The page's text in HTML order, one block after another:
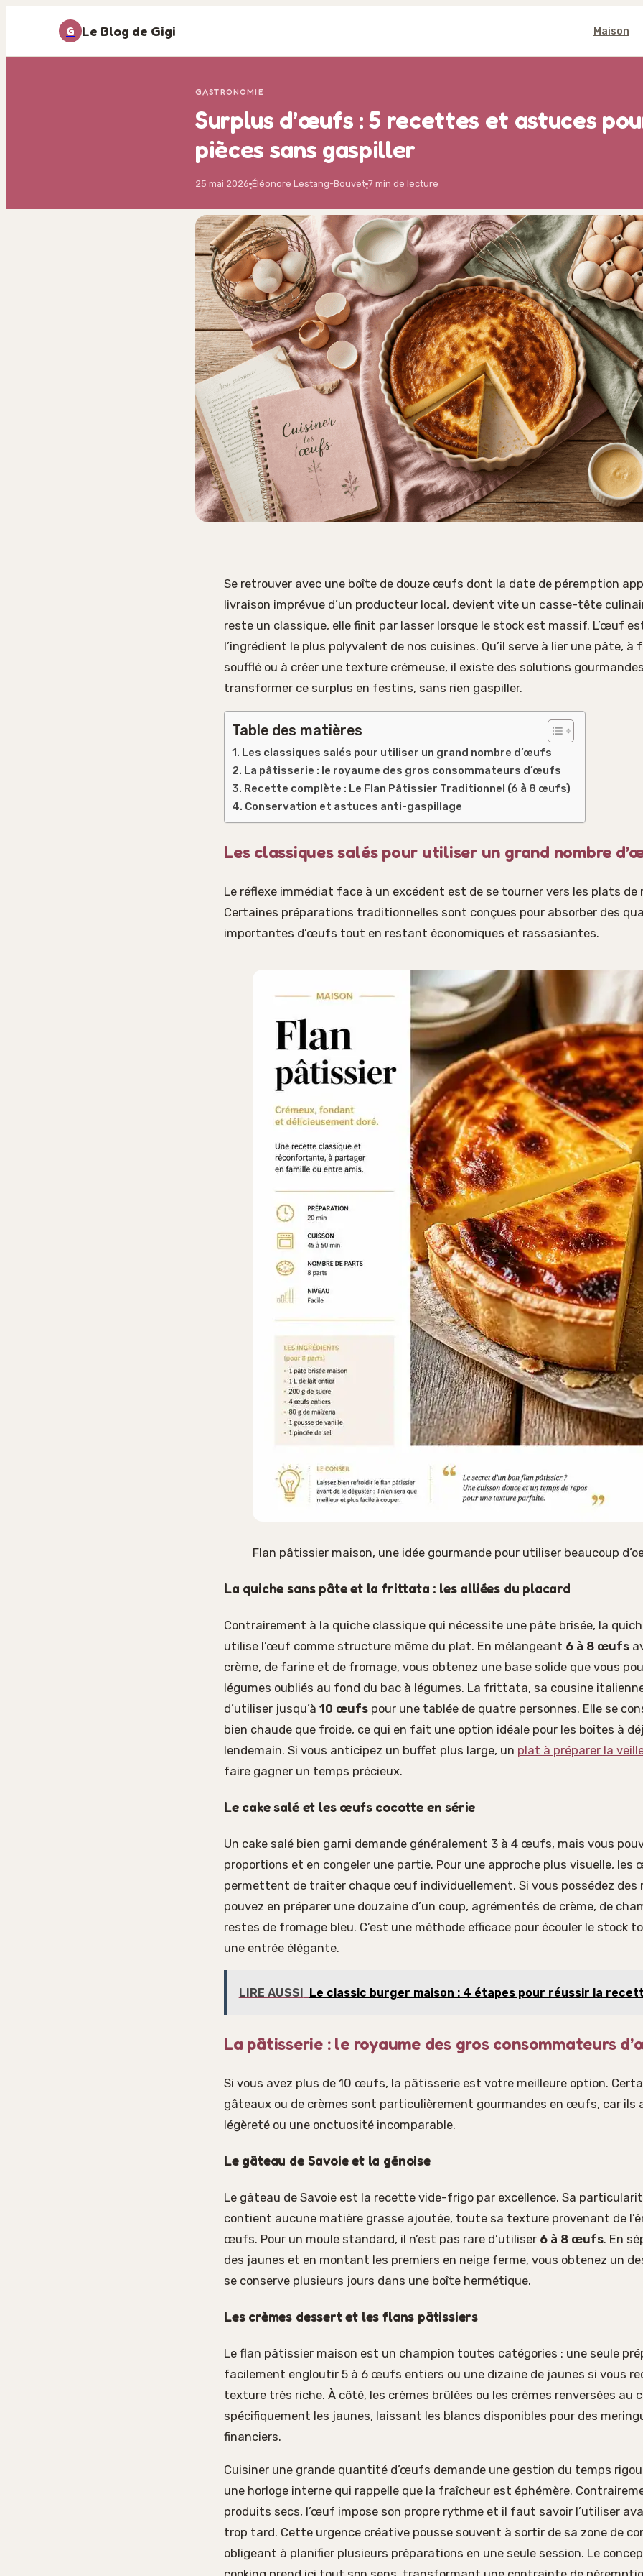
G Le Blog de Gigi Maison
GASTRONOMIE
Surplus d’œufs : 5 recettes et astuces
pièces sans gaspiller
25 mai 2026·Éléonore Lestang-Bouvet·7 min de lecture
Se retrouver avec une boîte de douze œufs dont la date de péremption
livraison imprévue d’un producteur local, devient vite un casse-tête
reste un classique, elle finit par lasser lorsque le stock est massif. L’œuf
l’ingrédient le plus polyvalent de nos cuisines. Qu’il serve à lier une pâte, à
soufflé ou à créer une texture crémeuse, il existe des solutions
transformer ce surplus en festins, sans rien gaspiller.
Table des matières
Les classiques salés pour utiliser un grand nombre d’œufs
La pâtisserie : le royaume des gros consommateurs d’œufs
Recette complète : Le Flan Pâtissier Traditionnel (6 à 8 œufs)
Conservation et astuces anti-gaspillage
Les classiques salés pour utiliser un grand nombre
Le réflexe immédiat face à un excédent est de se tourner vers les plats de
Certaines préparations traditionnelles sont conçues pour absorber des
importantes d’œufs tout en restant économiques et rassasiantes.
Flan pâtissier maison, une idée gourmande pour utiliser beaucoup
La quiche sans pâte et la frittata : les alliées du placard
Contrairement à la quiche classique qui nécessite une pâte brisée, la
utilise l’œuf comme structure même du plat. En mélangeant 6 à 8 œufs
crème, de farine et de fromage, vous obtenez une base solide que vous
légumes oubliés au fond du bac à légumes. La frittata, sa cousine
d’utiliser jusqu’à 10 œufs pour une tablée de quatre personnes. Elle se
bien chaude que froide, ce qui en fait une option idéale pour les boîtes à
lendemain. Si vous anticipez un buffet plus large, un plat à préparer la
faire gagner un temps précieux.
Le cake salé et les œufs cocotte en série
Un cake salé bien garni demande généralement 3 à 4 œufs, mais vous
proportions et en congeler une partie. Pour une approche plus visuelle,
permettent de traiter chaque œuf individuellement. Si vous possédez des
pouvez en préparer une douzaine d’un coup, agrémentés de crème, de
restes de fromage bleu. C’est une méthode efficace pour écouler le stock
une entrée élégante.
LIRE AUSSI Le classic burger maison : 4 étapes pour réussir la
La pâtisserie : le royaume des gros consommateurs
Si vous avez plus de 10 œufs, la pâtisserie est votre meilleure option.
gâteaux ou de crèmes sont particulièrement gourmandes en œufs, car ils
légèreté ou une onctuosité incomparable.
Le gâteau de Savoie et la génoise
Le gâteau de Savoie est la recette vide-frigo par excellence. Sa
contient aucune matière grasse ajoutée, toute sa texture provenant de
œufs. Pour un moule standard, il n’est pas rare d’utiliser 6 à 8 œufs. En
des jaunes et en montant les premiers en neige ferme, vous obtenez un
se conserve plusieurs jours dans une boîte hermétique.
Les crèmes dessert et les flans pâtissiers
Le flan pâtissier maison est un champion toutes catégories : une seule
facilement engloutir 5 à 6 œufs entiers ou une dizaine de jaunes si vous
texture très riche. À côté, les crèmes brûlées ou les crèmes renversées au
spécifiquement les jaunes, laissant les blancs disponibles pour des
financiers.
Cuisiner une grande quantité d’œufs demande une gestion du temps
une horloge interne qui rappelle que la fraîcheur est éphémère.
produits secs, l’œuf impose son propre rythme et il faut savoir l’utiliser
trop tard. Cette urgence créative pousse souvent à sortir de sa zone de
obligeant à planifier plusieurs préparations en une seule session. Le